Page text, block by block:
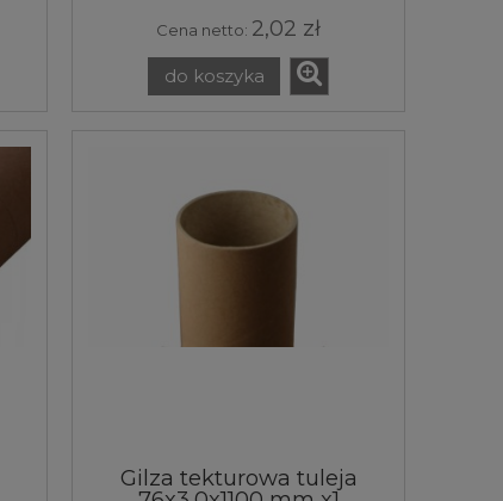
Cena netto: 2,02 zł
do koszyka
Gilza tekturowa tuleja